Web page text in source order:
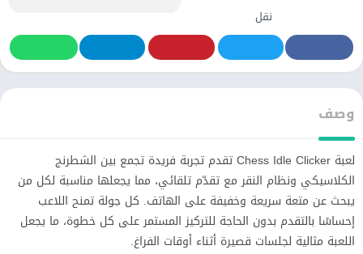
نقل
وصف
لعبة Chess Idle Clicker تقدم تجربة فريدة تجمع بين الشطرنج
الكلاسيكي ونظام النقر مع تقدّم تلقائي، مما يجعلها مناسبة لكل من
يبحث عن متعة سريعة وخفيفة على الهاتف. كل جولة تمنح اللاعب
إحساسًا بالتقدم بدون الحاجة للتركيز المستمر على كل خطوة، ما يجعل
اللعبة مثالية لجلسات قصيرة أثناء أوقات الفراغ.